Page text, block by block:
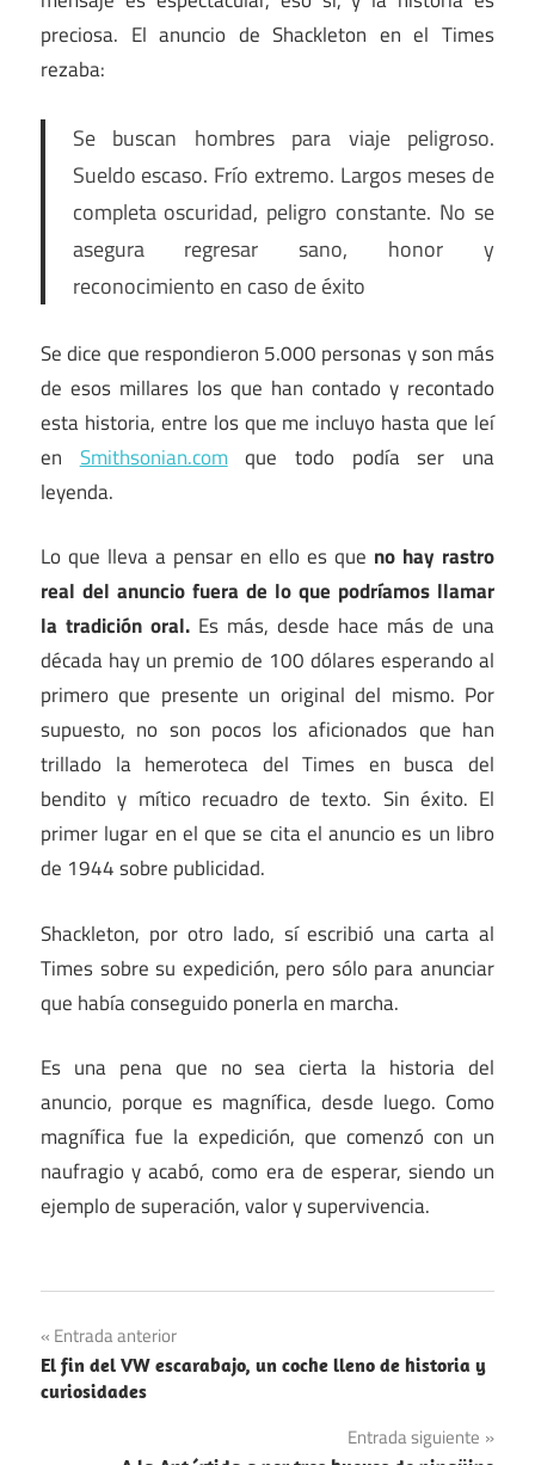
preciosa. El anuncio de Shackleton en el Times
rezaba:
Se buscan hombres para viaje peligroso.
Sueldo escaso. Frío extremo. Largos meses de
completa oscuridad, peligro constante. No se
asegura regresar sano, honor y
reconocimiento en caso de éxito
Se dice que respondieron 5.000 personas y son más
de esos millares los que han contado y recontado
esta historia, entre los que me incluyo hasta que leí
en Smithsonian.com que todo podía ser una
leyenda.
Lo que lleva a pensar en ello es que no hay rastro
real del anuncio fuera de lo que podríamos llamar
la tradición oral. Es más, desde hace más de una
década hay un premio de 100 dólares esperando al
primero que presente un original del mismo. Por
supuesto, no son pocos los aficionados que han
trillado la hemeroteca del Times en busca del
bendito y mítico recuadro de texto. Sin éxito. El
primer lugar en el que se cita el anuncio es un libro
de 1944 sobre publicidad.
Shackleton, por otro lado, sí escribió una carta al
Times sobre su expedición, pero sólo para anunciar
que había conseguido ponerla en marcha.
Es una pena que no sea cierta la historia del
anuncio, porque es magnífica, desde luego. Como
magnífica fue la expedición, que comenzó con un
naufragio y acabó, como era de esperar, siendo un
ejemplo de superación, valor y supervivencia.
Navegación
de
Entrada anterior
El fin del VW escarabajo, un coche lleno de historia y
curiosidades
Entrada siguiente